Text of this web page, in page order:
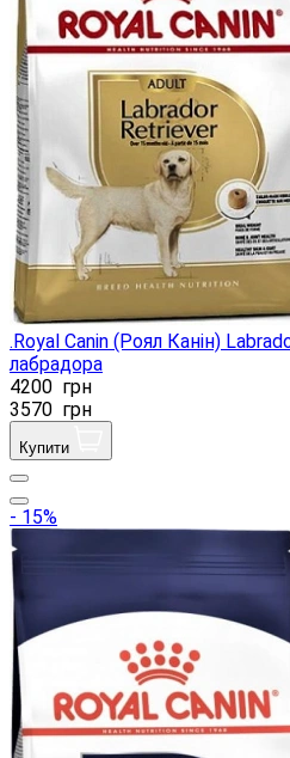
.Royal Canin (Роял Канін)
лабрадора
4200 грн
3570 грн
Купити
- 15%